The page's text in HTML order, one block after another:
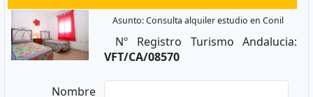
Asunto: Consulta alquiler estudio en Conil
Nº Registro Turismo Andalucia:
VFT/CA/08570
Nombre